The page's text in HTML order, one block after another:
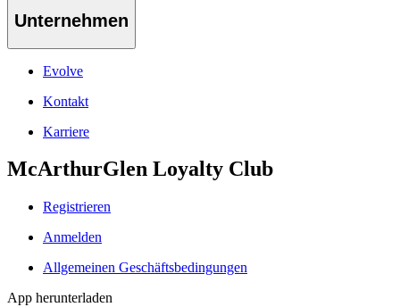
Unternehmen
Evolve
Kontakt
Karriere
McArthurGlen Loyalty Club
Registrieren
Anmelden
Allgemeinen Geschäftsbedingungen
App herunterladen